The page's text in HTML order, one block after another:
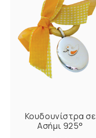
Κουδουνίστρα σε
Ασήμι 925°